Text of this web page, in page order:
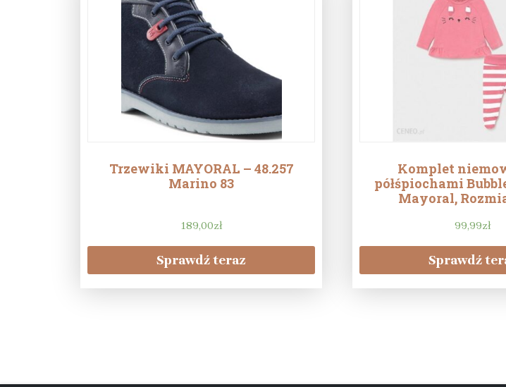
Trzewiki MAYORAL – 48.257
Marino 83
189,00zł
Sprawdź teraz
Komplet
półśpiochami
Mayoral,
99,99zł
Sprawdź